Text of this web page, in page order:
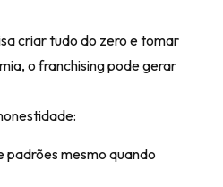
criar tudo do zero e tomar
o franchising pode gerar
padrões mesmo quando